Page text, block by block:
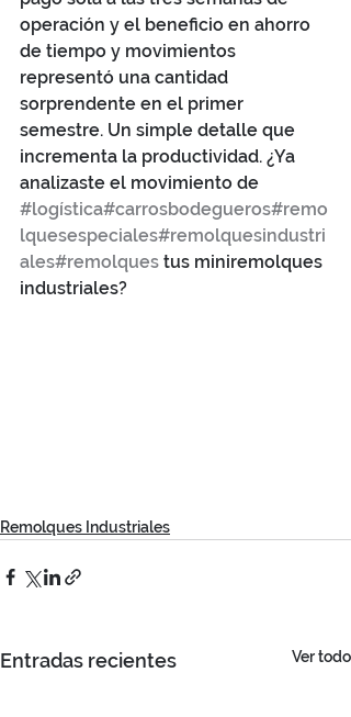
operación y el beneficio en ahorro
de tiempo y movimientos
representó una cantidad
sorprendente en el primer
semestre. Un simple detalle que
incrementa la productividad. ¿Ya
analizaste el movimiento de
#logística#carrosbodegueros#remo
lquesespeciales#remolquesindustri
ales#remolques tus miniremolques
industriales?
Remolques Industriales
Entradas recientes Ver todo